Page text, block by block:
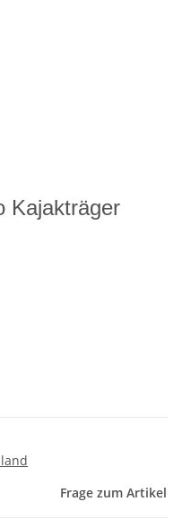
Kajakträger
Frage zum Artikel